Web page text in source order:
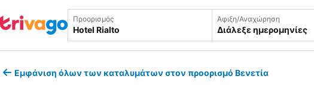
Προορισμός Άφιξη/Αναχώρηση
Διάλεξε ημερομηνίες
Εμφάνιση όλων των καταλυμάτων στον προορισμό Βενετία